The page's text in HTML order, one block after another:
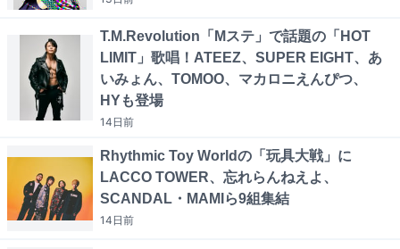
T.M.Revolution「Mステ」で話題の「HOT
LIMIT」歌唱！ATEEZ、SUPER EIGHT、あ
いみょん、TOMOO、マカロニえんぴつ、
HYも登場
14日前
Rhythmic Toy Worldの「玩具大戦」に
LACCO TOWER、忘れらんねえよ、
SCANDAL・MAMIら9組集結
14日前